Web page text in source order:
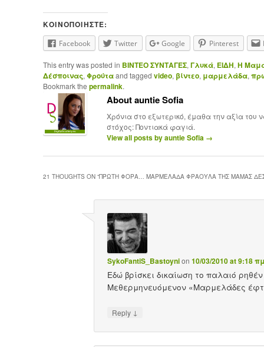
ΚΟΙΝΟΠΟΙΉΣΤΕ:
Facebook Twitter Google Pinterest
This entry was posted in ΒΙΝΤΕΟ ΣΥΝΤΑΓΕΣ, Γλυκά, ΕΙΔΗ, Η
Δέσποινας, Φρούταand tagged video, βίντεο, μαρμελάδα,
Bookmark the permalink.
About auntie Sofia
Χρόνια στο εξωτερικό, έμαθα την αξία του
στόχος: Ποντιακά φαγιά.
View all posts by auntie Sofia →
21 THOUGHTS ON “ΠΡΏΤΗ ΦΟΡΆ… ΜΑΡΜΕΛΆΔΑ ΦΡΆΟΥΛΑ ΤΗΣ ΜΑΜΆΣ
SykoFantiS_Bastoynion 10/03/2010 at 9:18
Εδώ βρίσκει δικαίωση το παλαιό
Μεθερμηνευόμενον «Μαρμελάδες
Reply ↓